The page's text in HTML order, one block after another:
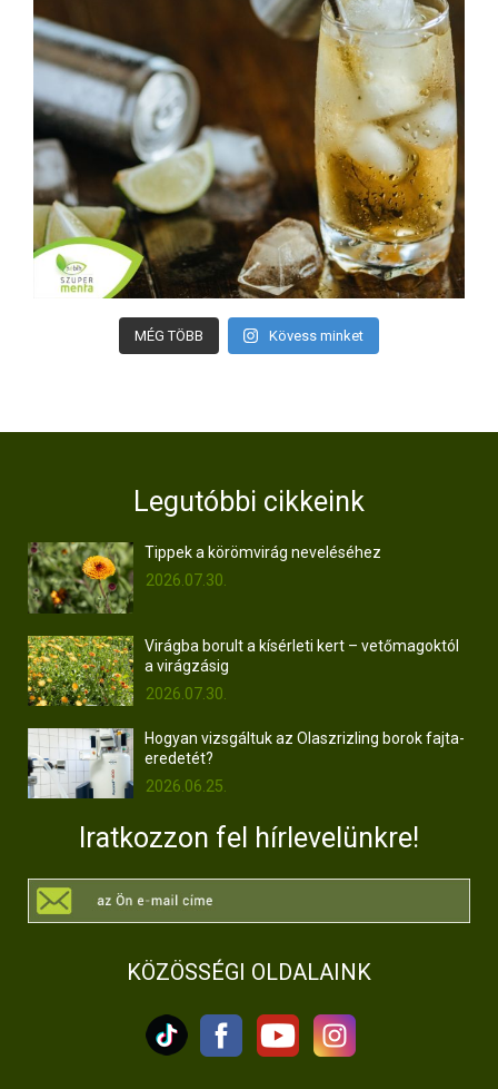
MÉG TÖBB Kövess minket
Legutóbbi cikkeink
Tippek a körömvirág neveléséhez
2026.07.30.
Virágba borult a kísérleti kert – vetőmagoktól
a virágzásig
2026.07.30.
Hogyan vizsgáltuk az Olaszrizling borok fajta-
eredetét?
2026.06.25.
Iratkozzon fel hírlevelünkre!
KÖZÖSSÉGI OLDALAINK